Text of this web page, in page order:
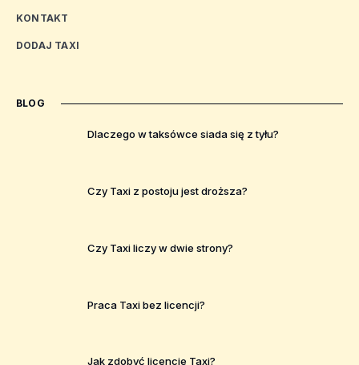
KONTAKT
DODAJ TAXI
BLOG
Dlaczego w taksówce siada się z tyłu?
Czy Taxi z postoju jest droższa?
Czy Taxi liczy w dwie strony?
Praca Taxi bez licencji?
Jak zdobyć licencje Taxi?